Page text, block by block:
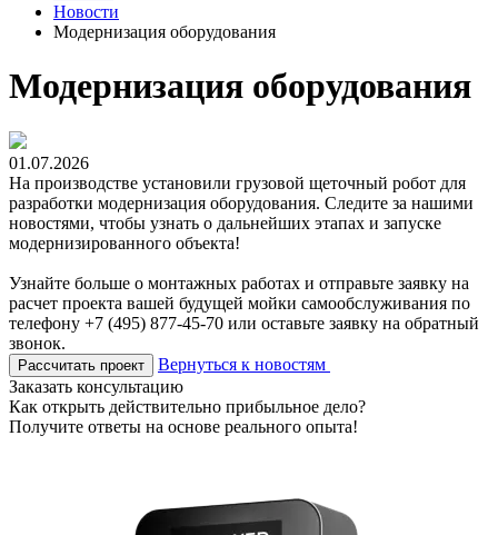
Новости
Модернизация оборудования
Модернизация оборудования
01.07.2026
На производстве установили грузовой щеточный робот для
разработки модернизация оборудования. Следите за нашими
новостями, чтобы узнать о дальнейших этапах и запуске
модернизированного объекта!
Узнайте больше о монтажных работах и отправьте заявку на
расчет проекта вашей будущей мойки самообслуживания по
телефону +7 (495) 877-45-70 или оставьте заявку на обратный
звонок.
Рассчитать проект
Вернуться к новостям
Заказать консультацию
Как открыть действительно прибыльное дело?
Получите ответы на основе реального опыта!